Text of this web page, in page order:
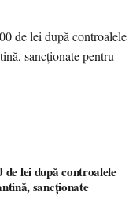
lei după controalele
sancționate